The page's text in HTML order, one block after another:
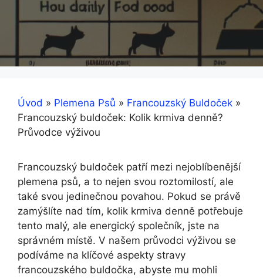
Úvod » Plemena Psů » Francouzský Buldoček »
Francouzský buldoček: Kolik krmiva denně?
Průvodce výživou
Francouzský buldoček patří mezi nejoblíbenější
plemena psů, a⁤ to nejen ⁣svou roztomilostí, ale ​
také svou jedinečnou​ povahou. Pokud se právě‍
zamýšlíte ‍nad tím, kolik krmiva‍ denně potřebuje
tento malý, ale energický společník, ⁣jste ​na
správném místě. V⁣ našem průvodci výživou se
podíváme na klíčové aspekty ⁣stravy
francouzského buldočka, abyste mu mohli